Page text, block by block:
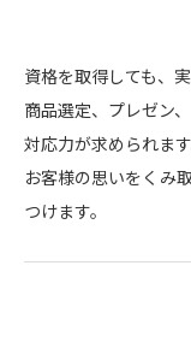
資格を取得しても、
商品選定、プレゼン
対応力が求められます
お客様の思いをくみ
つけます。